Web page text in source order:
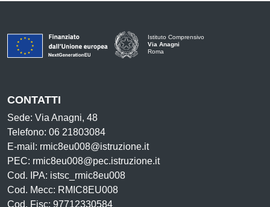
Istituto Comprensivo
Via Anagni
Roma
CONTATTI
Sede: Via Anagni, 48
Telefono: 06 21803084
E-mail: rmic8eu008@istruzione.it
PEC: rmic8eu008@pec.istruzione.it
Cod. IPA: istsc_rmic8eu008
Cod. Mecc: RMIC8EU008
Cod. Fisc: 97712330584